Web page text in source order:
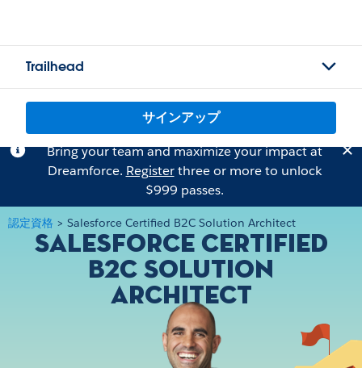
Trailhead
サインアップ
Bring your team and maximize your impact at
Dreamforce. Registerthree or more to unlock
$999 passes.
認定資格 > Salesforce Certified B2C Solution Architect
Salesforce Certified
B2C Solution
Architect